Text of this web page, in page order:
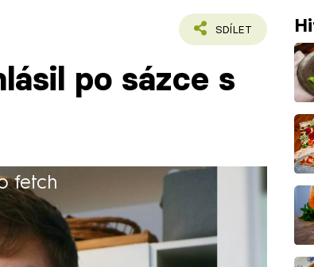
ČASOPIS
SDÍLET
po sázce s
fetch škole v Teplicích.